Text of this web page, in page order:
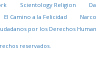
Scientology Religion
El Camino a la Felicidad
por los Derechos
reservados.